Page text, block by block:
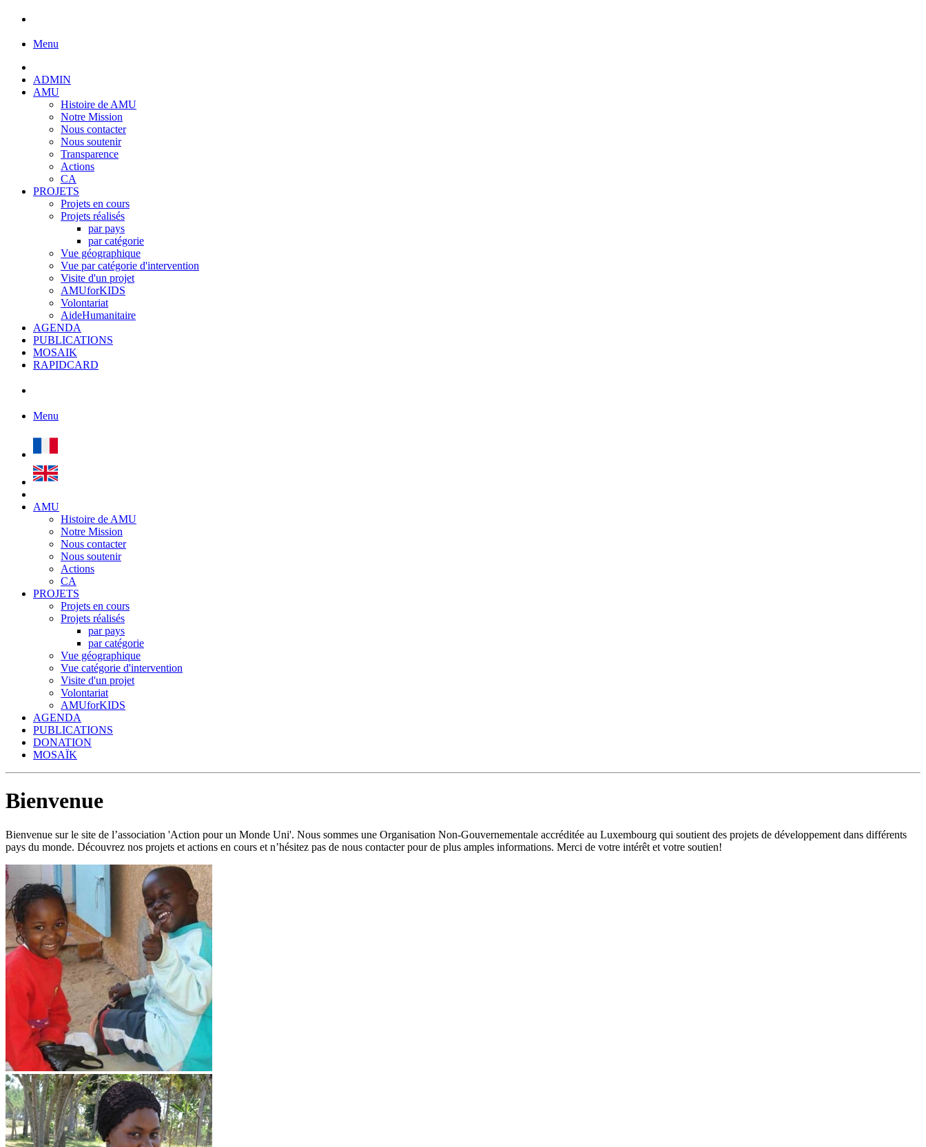
Menu
ADMIN
AMU
Histoire de AMU
Notre Mission
Nous contacter
Nous soutenir
Transparence
Actions
CA
PROJETS
Projets en cours
Projets réalisés
par pays
par catégorie
Vue géographique
Vue par catégorie d'intervention
Visite d'un projet
AMUforKIDS
Volontariat
AideHumanitaire
AGENDA
PUBLICATIONS
MOSAIK
RAPIDCARD
Menu
AMU
Histoire de AMU
Notre Mission
Nous contacter
Nous soutenir
Actions
CA
PROJETS
Projets en cours
Projets réalisés
par pays
par catégorie
Vue géographique
Vue catégorie d'intervention
Visite d'un projet
Volontariat
AMUforKIDS
AGENDA
PUBLICATIONS
DONATION
MOSAÏK
Bienvenue
Bienvenue sur le site de l’association 'Action pour un Monde Uni'. Nous sommes une Organisation Non-Gouvernementale accréditée au Luxembourg qui soutient des projets de développement dans différents
pays du monde. Découvrez nos projets et actions en cours et n’hésitez pas de nous contacter pour de plus amples informations. Merci de votre intérêt et votre soutien!